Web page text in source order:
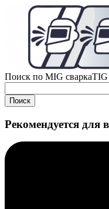
Поиск по MIG сваркаTIG
Поиск
Рекомендуется для